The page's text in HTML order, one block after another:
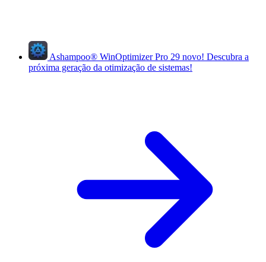
Ashampoo® WinOptimizer Pro 29 novo! Descubra a
próxima geração da otimização de sistemas!